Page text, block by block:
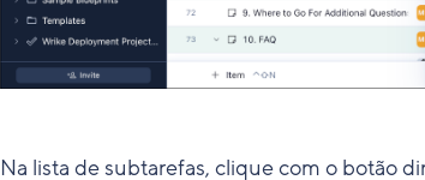
Na lista de subtarefas, clique com o botão